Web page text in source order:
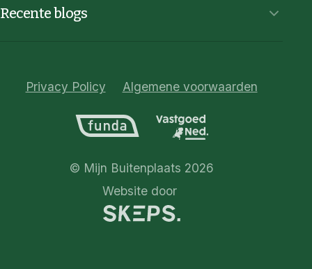
Recente blogs
Privacy Policy Algemene voorwaarden
© Mijn Buitenplaats 2026
Website door